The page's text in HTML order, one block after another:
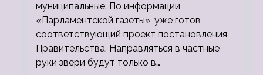
муниципальные. По информации
«Парламентской газеты», уже готов
соответствующий проект постановления
Правительства. Направляться в частные
руки звери будут только в…